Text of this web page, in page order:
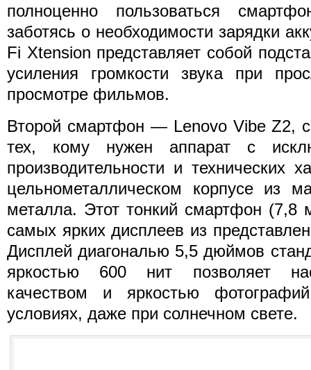
полноценно пользоваться
заботясь о необходимости зарядки
Fi Xtension представляет собой
усиления громкости звука при
просмотре фильмов.
Второй смартфон — Lenovo Vibe Z2,
тех, кому нужен аппарат с
производительности и технических
цельнометаллическом корпусе из
металла. Этот тонкий смартфон
самых ярких дисплеев из
Дисплей диагональю 5,5 дюймов
яркостью 600 нит позволяет
качеством и яркостью
условиях, даже при солнечном свете.